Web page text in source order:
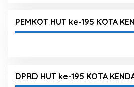
PEMKOT HUT ke-195 KOTA
DPRD HUT ke-195 KOTA